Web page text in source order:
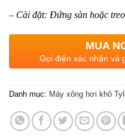
– Cài đặt: Đứng sàn hoặc
MUA
Gọi điện xác nhận và
Danh mục: Máy xông hơi khô